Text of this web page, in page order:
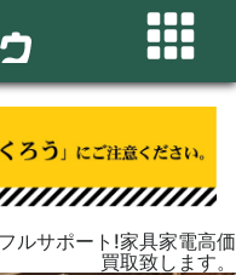
ルサポート!家具家電高価
買取致します。